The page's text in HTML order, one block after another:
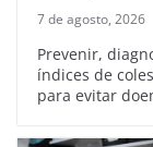
7 de agosto, 2026
Prevenir,
índices de
para evitar